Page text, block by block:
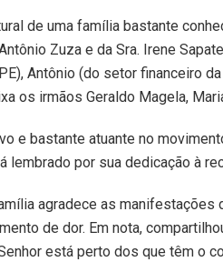
de uma família bastante
Zuza e da Sra. Irene
Antônio (do setor financeiro
os irmãos Geraldo Magela,
e bastante atuante no
lembrado por sua dedicação à
agradece as manifestações
de dor. Em nota,
está perto dos que têm o